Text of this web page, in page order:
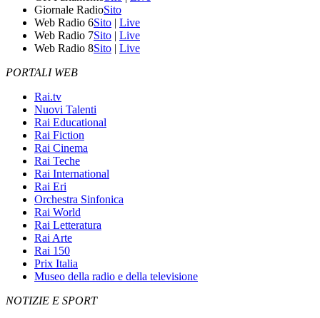
Giornale RadioSito
Web Radio 6Sito | Live
Web Radio 7Sito | Live
Web Radio 8Sito | Live
PORTALI WEB
Rai.tv
Nuovi Talenti
Rai Educational
Rai Fiction
Rai Cinema
Rai Teche
Rai International
Rai Eri
Orchestra Sinfonica
Rai World
Rai Letteratura
Rai Arte
Rai 150
Prix Italia
Museo della radio e della televisione
NOTIZIE E SPORT